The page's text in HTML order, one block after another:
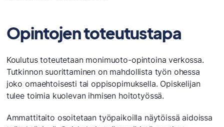
Opintojen toteutustapa
Koulutus toteutetaan monimuoto-opintoina verkossa.
Tutkinnon suorittaminen on mahdollista työn ohessa
joko omaehtoisesti tai oppisopimuksella. Opiskelijan
tulee toimia kuolevan ihmisen hoitotyössä.
Ammattitaito osoitetaan työpaikoilla näytöissä aidoissa